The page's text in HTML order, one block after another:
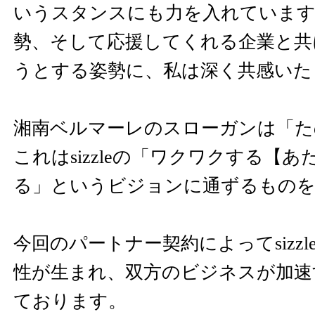
いうスタンスにも力を入れていま
勢、そして応援してくれる企業と
うとする姿勢に、私は深く共感い
湘南ベルマーレのスローガンは「
これはsizzleの「ワクワクする【あ
る」というビジョンに通ずるもの
今回のパートナー契約によって
性が生まれ、双方のビジネスが加
ております。